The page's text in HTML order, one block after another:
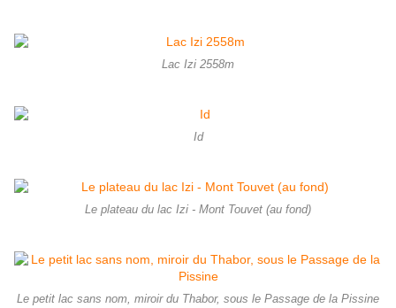
Lac Izi 2558m
Id
Le plateau du lac Izi - Mont Touvet (au fond)
Le petit lac sans nom, miroir du Thabor, sous le Passage de la Pissine